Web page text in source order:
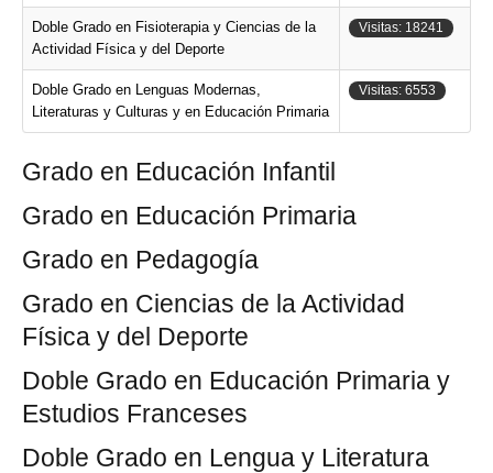
Doble Grado en Fisioterapia y Ciencias de la
Actividad Física y del Deporte
Visitas: 18241
Doble Grado en Lenguas Modernas,
Literaturas y Culturas y en Educación Primaria
Visitas: 6553
Grado en Educación Infantil
Grado en Educación Primaria
Grado en Pedagogía
Grado en Ciencias de la Actividad
Física y del Deporte
Doble Grado en Educación Primaria y
Estudios Franceses
Doble Grado en Lengua y Literatura